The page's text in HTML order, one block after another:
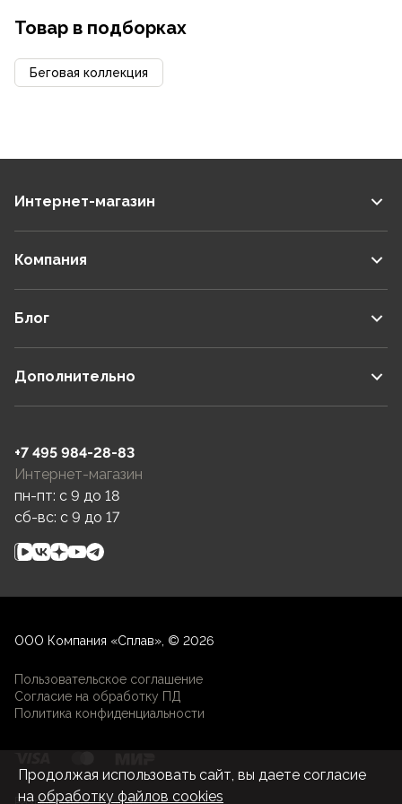
Товар в подборках
Беговая коллекция
Интернет-магазин
Компания
Блог
Дополнительно
+7 495 984-28-83
Интернет-магазин
пн-пт: c 9 до 18
сб-вс: c 9 до 17
ООО Компания «Сплав», © 2026
Пользовательское соглашение
Согласие на обработку ПД
Политика конфиденциальности
Продолжая использовать сайт, вы даете согласие
на обработку файлов cookies